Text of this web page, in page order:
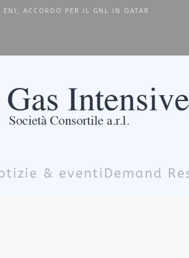
ENI, ACCORDO PER IL GNL IN QATAR.
& eventi Demand